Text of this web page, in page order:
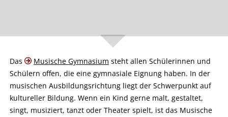
Das Musische Gymnasium steht allen Schülerinnen und
Schülern offen, die eine gymnasiale Eignung haben. In der
musischen Ausbildungsrichtung liegt der Schwerpunkt auf
kultureller Bildung. Wenn ein Kind gerne malt, gestaltet,
singt, musiziert, tanzt oder Theater spielt, ist das Musische